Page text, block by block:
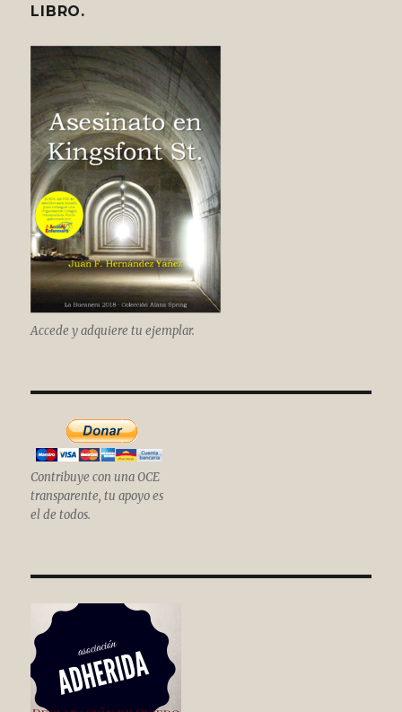
LIBRO.
Accede y adquiere tu ejemplar.
Contribuye con una OCE
transparente, tu apoyo es
el de todos.